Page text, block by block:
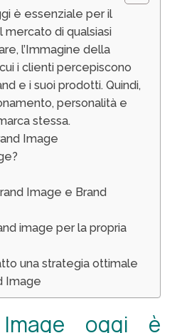
è essenziale per il
mercato di qualsiasi
l’Immagine della
i clienti percepiscono
e i suoi prodotti. Quindi,
personalità e
stessa.
Image
Image e Brand
image per la propria
una strategia ottimale
Image
oggi è